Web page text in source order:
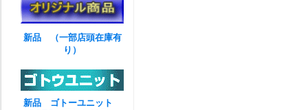
新品 （一部店頭在庫有
り）
新品 ゴトーユニット